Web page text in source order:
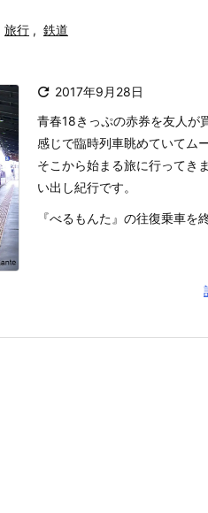
旅行 , 鉄道
 2017年9月28日
青春18きっぷの赤券を友人が
感じで臨時列車眺めていてム
そこから始まる旅に行ってき
い出し紀行です。
『べるもんた』の往復乗車を